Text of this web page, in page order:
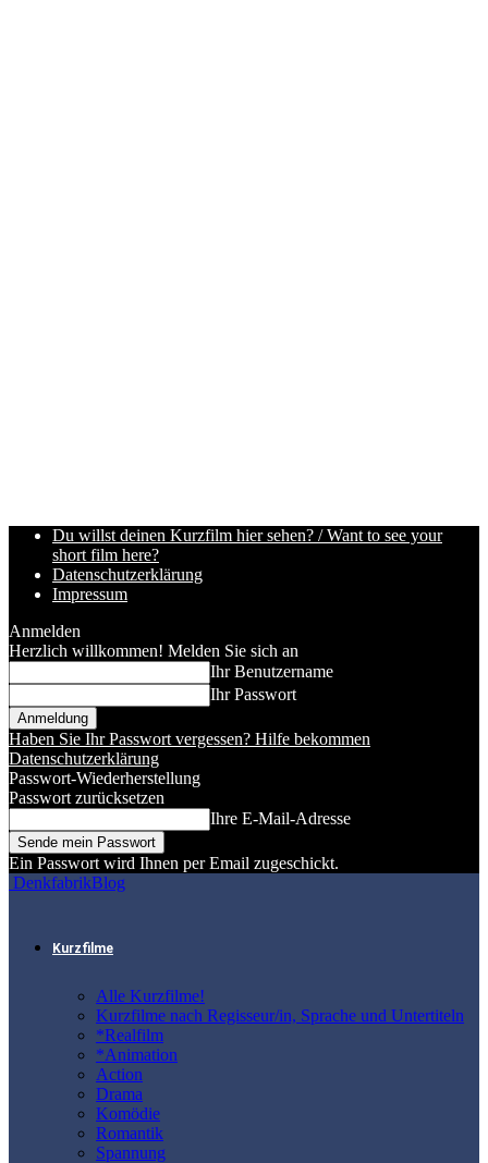
Du willst deinen Kurzfilm hier sehen? / Want to see your
short film here?
Datenschutzerklärung
Impressum
Anmelden
Herzlich willkommen! Melden Sie sich an
Ihr Benutzername
Ihr Passwort
Haben Sie Ihr Passwort vergessen? Hilfe bekommen
Datenschutzerklärung
Passwort-Wiederherstellung
Passwort zurücksetzen
Ihre E-Mail-Adresse
Ein Passwort wird Ihnen per Email zugeschickt.
DenkfabrikBlog
Kurzfilme
Alle Kurzfilme!
Kurzfilme nach Regisseur/in, Sprache und Untertiteln
*Realfilm
*Animation
Action
Drama
Komödie
Romantik
Spannung